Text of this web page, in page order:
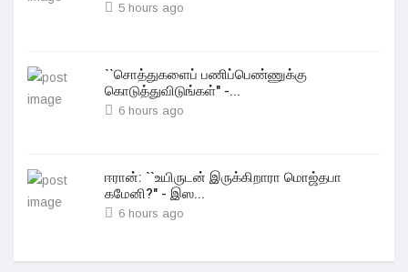
5 hours ago
``சொத்துகளைப் பணிப்பெண்ணுக்கு
கொடுத்துவிடுங்கள்" -...
6 hours ago
ஈரான்: ``உயிருடன் இருக்கிறாரா மொஜ்தபா
கமேனி?" - இஸ...
6 hours ago